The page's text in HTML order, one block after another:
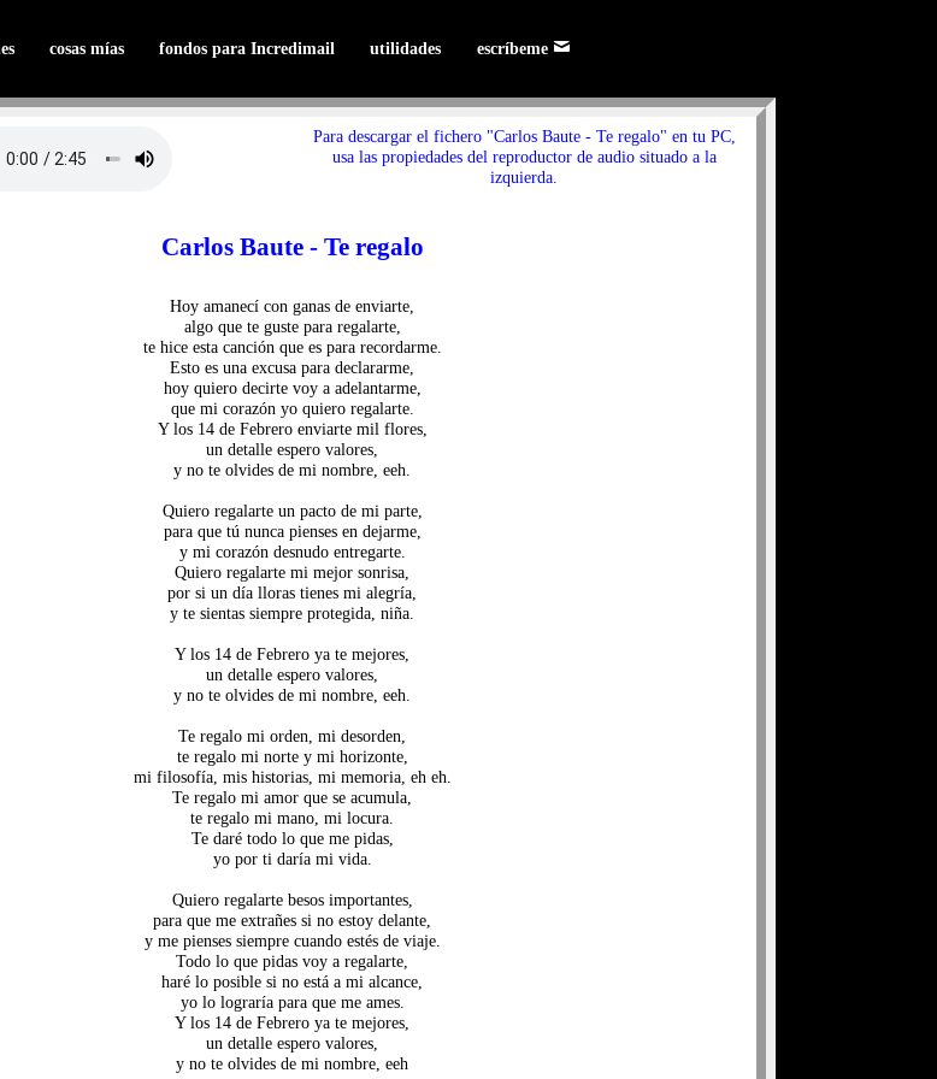
cosas mías fondos para Incredimail utilidades escríbeme
Para descargar el fichero "Carlos Baute - Te regalo" en tu PC,
usa las propiedades del reproductor de audio situado a la
izquierda.
Carlos Baute - Te regalo
Hoy amanecí con ganas de enviarte,
algo que te guste para regalarte,
te hice esta canción que es para recordarme.
Esto es una excusa para declararme,
hoy quiero decirte voy a adelantarme,
que mi corazón yo quiero regalarte.
Y los 14 de Febrero enviarte mil flores,
un detalle espero valores,
y no te olvides de mi nombre, eeh.
Quiero regalarte un pacto de mi parte,
para que tú nunca pienses en dejarme,
y mi corazón desnudo entregarte.
Quiero regalarte mi mejor sonrisa,
por si un día lloras tienes mi alegría,
y te sientas siempre protegida, niña.
Y los 14 de Febrero ya te mejores,
un detalle espero valores,
y no te olvides de mi nombre, eeh.
Te regalo mi orden, mi desorden,
te regalo mi norte y mi horizonte,
mi filosofía, mis historias, mi memoria, eh eh.
Te regalo mi amor que se acumula,
te regalo mi mano, mi locura.
Te daré todo lo que me pidas,
yo por ti daría mi vida.
Quiero regalarte besos importantes,
para que me extrañes si no estoy delante,
y me pienses siempre cuando estés de viaje.
Todo lo que pidas voy a regalarte,
haré lo posible si no está a mi alcance,
yo lo lograría para que me ames.
Y los 14 de Febrero ya te mejores,
un detalle espero valores,
y no te olvides de mi nombre, eeh